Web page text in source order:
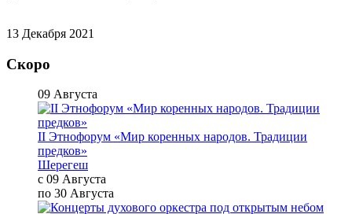
13 Декабря 2021
Скоро
09 Августа
II Этнофорум «Мир коренных народов. Традиции
предков»
Шерегеш
с 09 Августа
по 30 Августа